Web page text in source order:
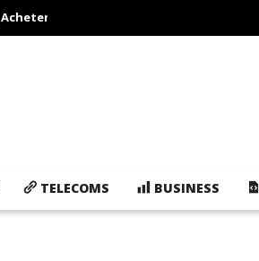
Acheter des cartouches d'encre pas cher,
TELECOMS BUSINESS